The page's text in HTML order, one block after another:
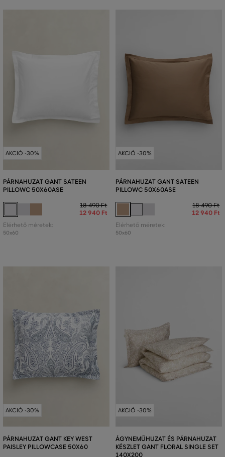
AKCIÓ -30%
PÁRNAHUZAT GANT SATEEN
PILLOWC 50X60ASE
18 490 Ft
12 940 Ft
Elérhető méretek:
50x60
AKCIÓ -30%
PÁRNAHUZAT GANT SATEEN
PILLOWC 50X60ASE
18 490 Ft
12 940 Ft
Elérhető méretek:
50x60
AKCIÓ -30%
PÁRNAHUZAT GANT KEY WEST
PAISLEY PILLOWCASE 50X60
AKCIÓ -30%
ÁGYNEMŰHUZAT ÉS PÁRNAHUZAT
KÉSZLET GANT FLORAL SINGLE SET
140X200